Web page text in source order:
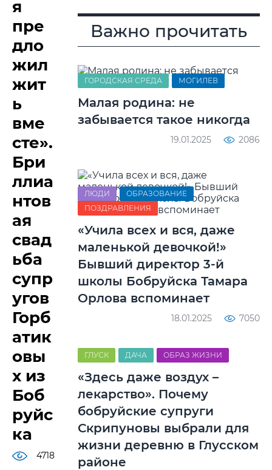
я
пре
дло
жил
жит
ь
вме
сте».
Бри
ллиа
нтов
ая
свад
ьба
супр
угов
Горб
атик
овы
х из
Боб
руйс
ка
4718
Важно прочитать
ГОРОДСКАЯ СРЕДА МОГИЛЕВ
Малая родина: не
забывается такое никогда
19.01.2025 2086
ЛЮДИ
ОБРАЗОВАНИЕ
ПОЗДРАВЛЕНИЯ
«Учила всех и вся, даже
маленькой девочкой!»
Бывший директор 3-й
школы Бобруйска Тамара
Орлова вспоминает
18.01.2025 7050
ГЛУСК ДАЧА ОБРАЗ ЖИЗНИ
«Здесь даже воздух –
лекарство». Почему
бобруйские супруги
Скрипуновы выбрали для
жизни деревню в Глусском
районе